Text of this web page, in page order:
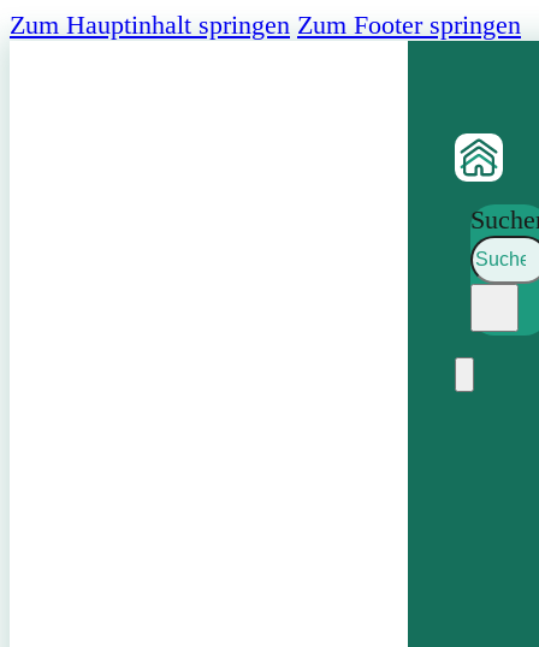
Zum Hauptinhalt springen Zum Footer springen